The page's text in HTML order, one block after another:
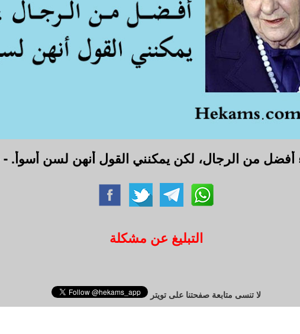
أفضل من الرجال، لكن يمكنني القول أنهن لسن أسوأ. -
التبليغ عن مشكلة
لا تنسى متابعة صفحتنا على تويتر